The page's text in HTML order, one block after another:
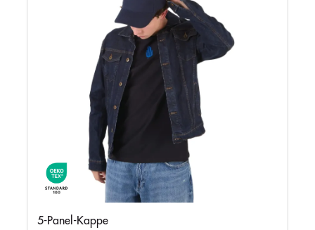
5-Panel-Kappe